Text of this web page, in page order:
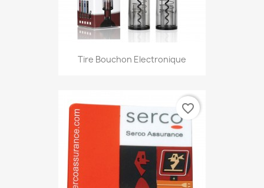
Tire Bouchon Electronique
favorite_border